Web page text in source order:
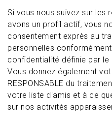
Si vous nous suivez sur les
avons un profil actif, vous
consentement exprès au
personnelles
confidentialité définie par
Vous donnez également
RESPONSABLE du
votre liste d'amis et à ce
sur nos activités